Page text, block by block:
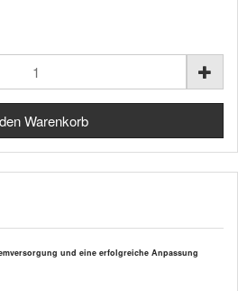
und eine erfolgreiche Anpassung